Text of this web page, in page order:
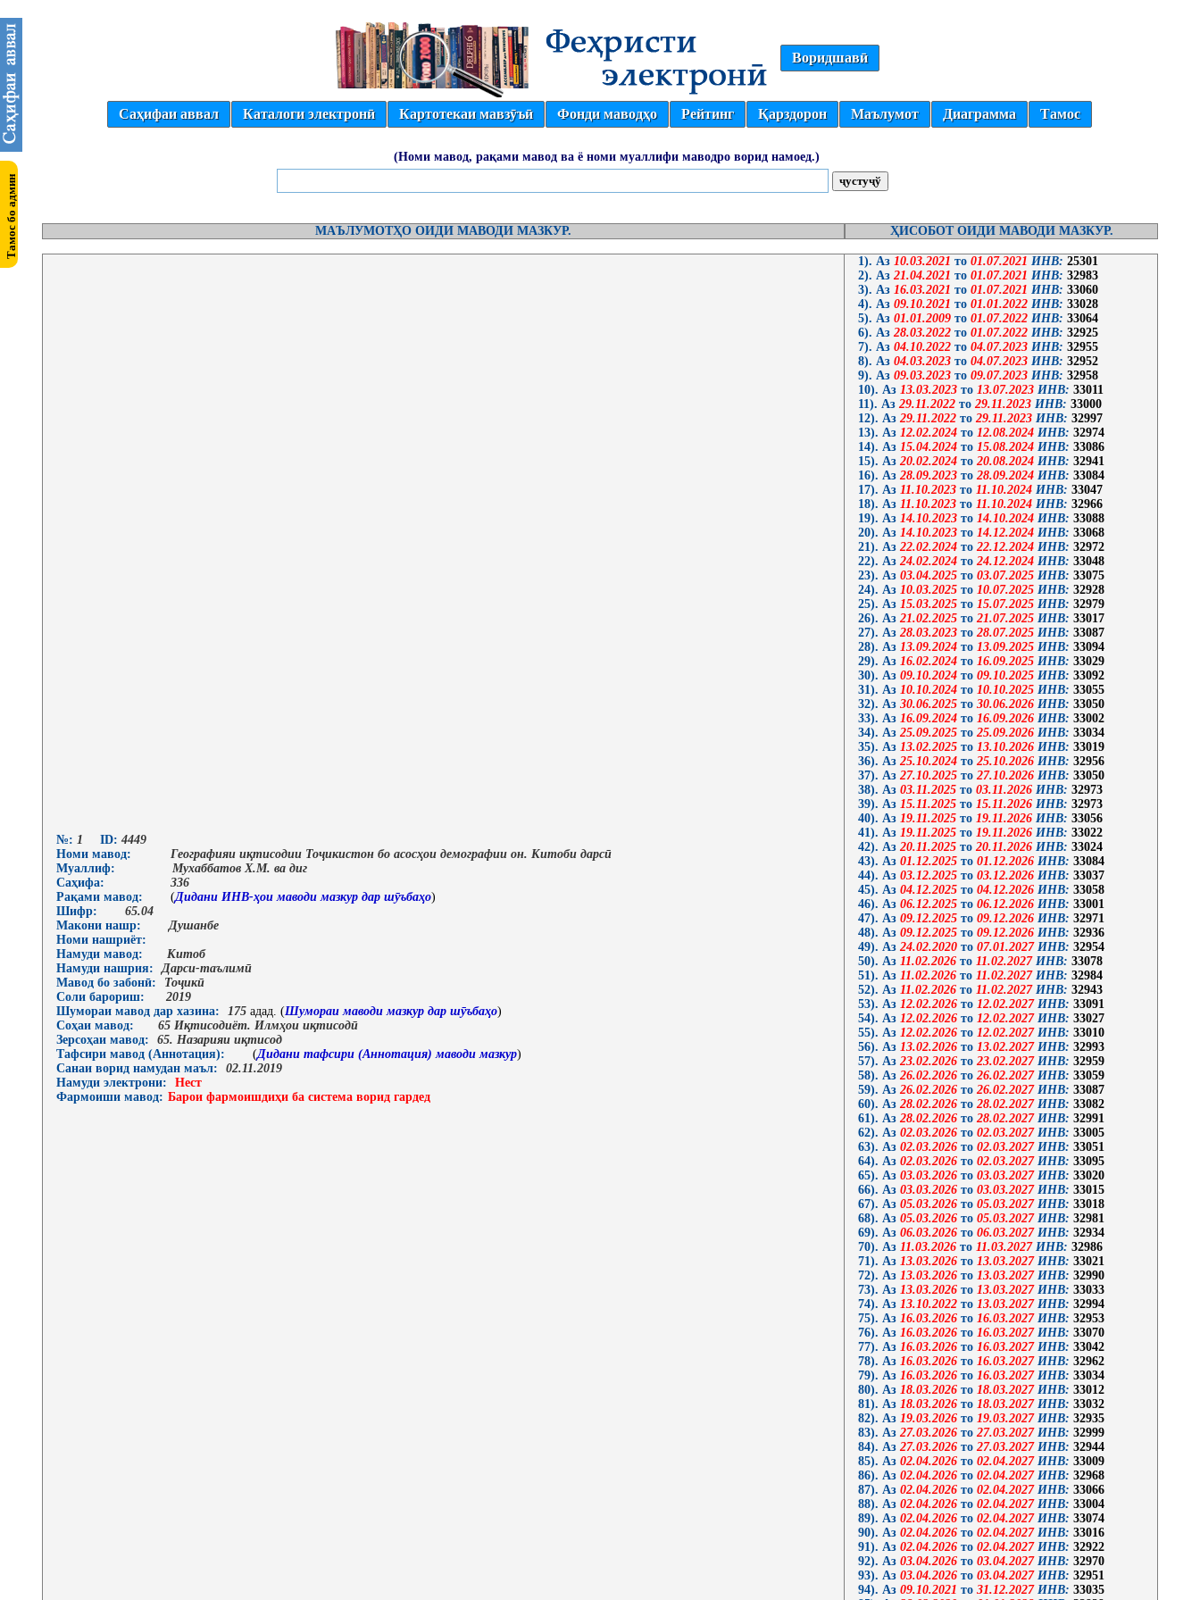
Воридшавӣ
Саҳифаи аввал Каталоги электронӣ Картотекаи мавзӯъӣ Фонди маводҳо Рейтинг Қарздорон Маълумот Диаграмма Тамос
(Номи мавод, рақами мавод ва ё номи муаллифи маводро ворид намоед.)
МАЪЛУМОТҲО ОИДИ МАВОДИ МАЗКУР. ҲИСОБОТ ОИДИ МАВОДИ МАЗКУР.
№: 1 ID: 4449
Номи мавод:
Географияи иқтисодии Тоҷикистон бо асосҳои демографии он. Китоби дарсӣ
Муаллиф:
Мухаббатов Х.М. ва диг
Саҳифа:
336
Рақами мавод:
(Дидани ИНВ-ҳои маводи мазкур дар шӯъбаҳо)
Шифр:
65.04
Макони нашр:
Душанбе
Номи нашриёт:
Намуди мавод:
Китоб
Намуди нашрия:
Дарси-таълимӣ
Мавод бо забонӣ:
Тоҷикӣ
Соли барориш:
2019
Шумораи мавод дар хазина:
175 адад. (Шумораи маводи мазкур дар шӯъбаҳо)
Соҳаи мавод:
65 Иқтисодиёт. Илмҳои иқтисодӣ
Зерсоҳаи мавод:
65. Назарияи иқтисод
Тафсири мавод (Аннотация):
(Дидани тафсири (Аннотация) маводи мазкур)
Санаи ворид намудан маъл:
02.11.2019
Намуди электрони:
Нест
Фармоиши мавод: Барои фармоишдиҳи ба система ворид гардед
1). Аз 10.03.2021 то 01.07.2021 ИНВ: 25301
2). Аз 21.04.2021 то 01.07.2021 ИНВ: 32983
3). Аз 16.03.2021 то 01.07.2021 ИНВ: 33060
4). Аз 09.10.2021 то 01.01.2022 ИНВ: 33028
5). Аз 01.01.2009 то 01.07.2022 ИНВ: 33064
6). Аз 28.03.2022 то 01.07.2022 ИНВ: 32925
7). Аз 04.10.2022 то 04.07.2023 ИНВ: 32955
8). Аз 04.03.2023 то 04.07.2023 ИНВ: 32952
9). Аз 09.03.2023 то 09.07.2023 ИНВ: 32958
10). Аз 13.03.2023 то 13.07.2023 ИНВ: 33011
11). Аз 29.11.2022 то 29.11.2023 ИНВ: 33000
12). Аз 29.11.2022 то 29.11.2023 ИНВ: 32997
13). Аз 12.02.2024 то 12.08.2024 ИНВ: 32974
14). Аз 15.04.2024 то 15.08.2024 ИНВ: 33086
15). Аз 20.02.2024 то 20.08.2024 ИНВ: 32941
16). Аз 28.09.2023 то 28.09.2024 ИНВ: 33084
17). Аз 11.10.2023 то 11.10.2024 ИНВ: 33047
18). Аз 11.10.2023 то 11.10.2024 ИНВ: 32966
19). Аз 14.10.2023 то 14.10.2024 ИНВ: 33088
20). Аз 14.10.2023 то 14.12.2024 ИНВ: 33068
21). Аз 22.02.2024 то 22.12.2024 ИНВ: 32972
22). Аз 24.02.2024 то 24.12.2024 ИНВ: 33048
23). Аз 03.04.2025 то 03.07.2025 ИНВ: 33075
24). Аз 10.03.2025 то 10.07.2025 ИНВ: 32928
25). Аз 15.03.2025 то 15.07.2025 ИНВ: 32979
26). Аз 21.02.2025 то 21.07.2025 ИНВ: 33017
27). Аз 28.03.2023 то 28.07.2025 ИНВ: 33087
28). Аз 13.09.2024 то 13.09.2025 ИНВ: 33094
29). Аз 16.02.2024 то 16.09.2025 ИНВ: 33029
30). Аз 09.10.2024 то 09.10.2025 ИНВ: 33092
31). Аз 10.10.2024 то 10.10.2025 ИНВ: 33055
32). Аз 30.06.2025 то 30.06.2026 ИНВ: 33050
33). Аз 16.09.2024 то 16.09.2026 ИНВ: 33002
34). Аз 25.09.2025 то 25.09.2026 ИНВ: 33034
35). Аз 13.02.2025 то 13.10.2026 ИНВ: 33019
36). Аз 25.10.2024 то 25.10.2026 ИНВ: 32956
37). Аз 27.10.2025 то 27.10.2026 ИНВ: 33050
38). Аз 03.11.2025 то 03.11.2026 ИНВ: 32973
39). Аз 15.11.2025 то 15.11.2026 ИНВ: 32973
40). Аз 19.11.2025 то 19.11.2026 ИНВ: 33056
41). Аз 19.11.2025 то 19.11.2026 ИНВ: 33022
42). Аз 20.11.2025 то 20.11.2026 ИНВ: 33024
43). Аз 01.12.2025 то 01.12.2026 ИНВ: 33084
44). Аз 03.12.2025 то 03.12.2026 ИНВ: 33037
45). Аз 04.12.2025 то 04.12.2026 ИНВ: 33058
46). Аз 06.12.2025 то 06.12.2026 ИНВ: 33001
47). Аз 09.12.2025 то 09.12.2026 ИНВ: 32971
48). Аз 09.12.2025 то 09.12.2026 ИНВ: 32936
49). Аз 24.02.2020 то 07.01.2027 ИНВ: 32954
50). Аз 11.02.2026 то 11.02.2027 ИНВ: 33078
51). Аз 11.02.2026 то 11.02.2027 ИНВ: 32984
52). Аз 11.02.2026 то 11.02.2027 ИНВ: 32943
53). Аз 12.02.2026 то 12.02.2027 ИНВ: 33091
54). Аз 12.02.2026 то 12.02.2027 ИНВ: 33027
55). Аз 12.02.2026 то 12.02.2027 ИНВ: 33010
56). Аз 13.02.2026 то 13.02.2027 ИНВ: 32993
57). Аз 23.02.2026 то 23.02.2027 ИНВ: 32959
58). Аз 26.02.2026 то 26.02.2027 ИНВ: 33059
59). Аз 26.02.2026 то 26.02.2027 ИНВ: 33087
60). Аз 28.02.2026 то 28.02.2027 ИНВ: 33082
61). Аз 28.02.2026 то 28.02.2027 ИНВ: 32991
62). Аз 02.03.2026 то 02.03.2027 ИНВ: 33005
63). Аз 02.03.2026 то 02.03.2027 ИНВ: 33051
64). Аз 02.03.2026 то 02.03.2027 ИНВ: 33095
65). Аз 03.03.2026 то 03.03.2027 ИНВ: 33020
66). Аз 03.03.2026 то 03.03.2027 ИНВ: 33015
67). Аз 05.03.2026 то 05.03.2027 ИНВ: 33018
68). Аз 05.03.2026 то 05.03.2027 ИНВ: 32981
69). Аз 06.03.2026 то 06.03.2027 ИНВ: 32934
70). Аз 11.03.2026 то 11.03.2027 ИНВ: 32986
71). Аз 13.03.2026 то 13.03.2027 ИНВ: 33021
72). Аз 13.03.2026 то 13.03.2027 ИНВ: 32990
73). Аз 13.03.2026 то 13.03.2027 ИНВ: 33033
74). Аз 13.10.2022 то 13.03.2027 ИНВ: 32994
75). Аз 16.03.2026 то 16.03.2027 ИНВ: 32953
76). Аз 16.03.2026 то 16.03.2027 ИНВ: 33070
77). Аз 16.03.2026 то 16.03.2027 ИНВ: 33042
78). Аз 16.03.2026 то 16.03.2027 ИНВ: 32962
79). Аз 16.03.2026 то 16.03.2027 ИНВ: 33034
80). Аз 18.03.2026 то 18.03.2027 ИНВ: 33012
81). Аз 18.03.2026 то 18.03.2027 ИНВ: 33032
82). Аз 19.03.2026 то 19.03.2027 ИНВ: 32935
83). Аз 27.03.2026 то 27.03.2027 ИНВ: 32999
84). Аз 27.03.2026 то 27.03.2027 ИНВ: 32944
85). Аз 02.04.2026 то 02.04.2027 ИНВ: 33009
86). Аз 02.04.2026 то 02.04.2027 ИНВ: 32968
87). Аз 02.04.2026 то 02.04.2027 ИНВ: 33066
88). Аз 02.04.2026 то 02.04.2027 ИНВ: 33004
89). Аз 02.04.2026 то 02.04.2027 ИНВ: 33074
90). Аз 02.04.2026 то 02.04.2027 ИНВ: 33016
91). Аз 02.04.2026 то 02.04.2027 ИНВ: 32922
92). Аз 03.04.2026 то 03.04.2027 ИНВ: 32970
93). Аз 03.04.2026 то 03.04.2027 ИНВ: 32951
94). Аз 09.10.2021 то 31.12.2027 ИНВ: 33035